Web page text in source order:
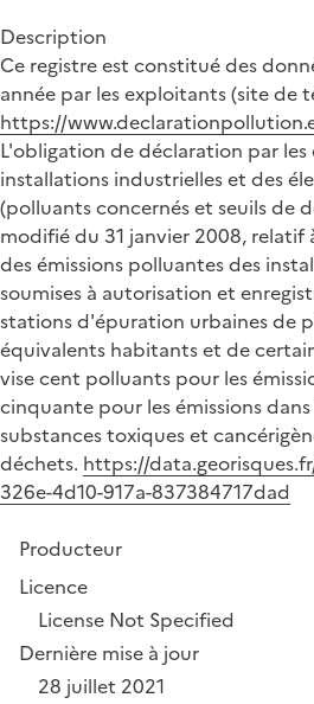
Description
Ce registre est constitué des
année par les exploitants (site de
https://
L'obligation de déclaration par
installations industrielles et des
(polluants concernés et seuils de
modifié du 31 janvier 2008, relatif
des émissions polluantes des
soumises à autorisation et
stations d'épuration urbaines de
équivalents habitants et de
vise cent polluants pour les
cinquante pour les émissions
substances toxiques et
déchets. https://
326e-4d10-917a-837384717dad
Producteur
Licence
License Not Specified
Dernière mise à jour
28 juillet 2021